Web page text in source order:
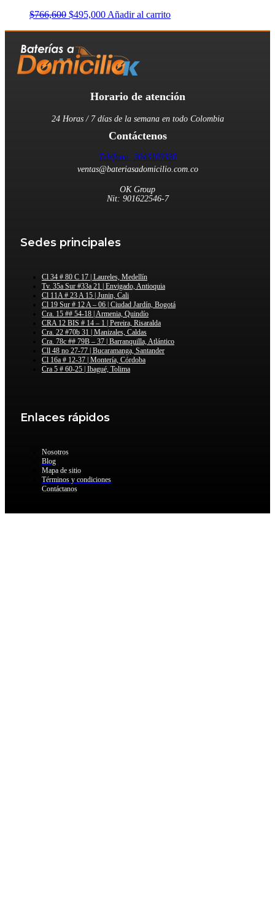
$766,600 El
era:
$766,600.
$495,000El
$495,000.
Añadir al carrito
Horario de atención
24 Horas / 7 días de la semana en todo Colombia
Contáctenos
Teléfono: 3043109330
ventas@bateriasadomicilio.com.co
OK Group
Nit: 901622546-7
Sedes principales
Cl 34 # 80 C 17 | Laureles, Medellín
Tv. 35a Sur #33a 21 | Envigado, Antioquia
Cl 11A # 23 A 15 | Junin, Cali
Cl 19 Sur # 12 A – 06 | Ciudad Jardín, Bogotá
Cra. 15 ## 54-18 | Armenia, Quindío
CRA 12 BIS # 14 – 1 | Pereira, Risaralda
Cra. 22 #70b 31 | Manizales, Caldas
Cra. 78c ## 79B – 37 | Barranquilla, Atlántico
Cll 48 no 27-77 | Bucaramanga, Santander
Cl 16a # 12-37 | Montería, Córdoba
Cra 5 # 60-25 | Ibagué, Tolima
Enlaces rápidos
Nosotros
Blog
Mapa de sitio
Términos y condiciones
Contáctanos